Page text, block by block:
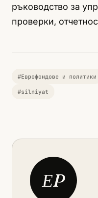
ръководство за
проверки,
#Еврофондове и политики
#silniyat
ЕP